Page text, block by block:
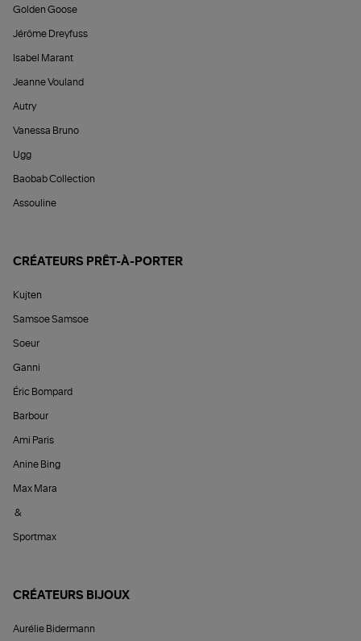
Golden Goose
Jérôme Dreyfuss
Isabel Marant
Jeanne Vouland
Autry
Vanessa Bruno
Ugg
Baobab Collection
Assouline
CRÉATEURS PRÊT-À-PORTER
Kujten
Samsoe Samsoe
Soeur
Ganni
Éric Bompard
Barbour
Ami Paris
Anine Bing
Max Mara
&
Sportmax
CRÉATEURS BIJOUX
Aurélie Bidermann